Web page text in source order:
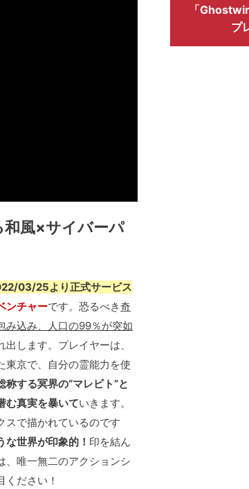
和風×サイバーパ
03/25より正式サービス
ンチャーです。恐るべき奇
み込み、人口の99％が突如
します。プレイヤーは、
東京で、自分の霊能力を使
する冥界の“マレビト”と
む真実を暴いていきます。
スで描かれているのです
世界が印象的！ 印を結ん
、唯一無二のアクションシ
ください！
「
プ